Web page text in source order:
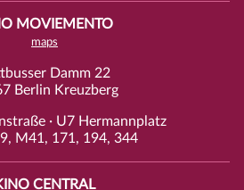
MOVIEMENTO
maps
Damm 22
Berlin Kreuzberg
· U7 Hermannplatz
M41, 171, 194, 344
CENTRAL